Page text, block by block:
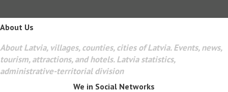
About Us
About Latvia, villages, counties, cities of Latvia. Events, news,
tourism, attractions, and hotels. Latvia statistics,
administrative-territorial division
We in Social Networks